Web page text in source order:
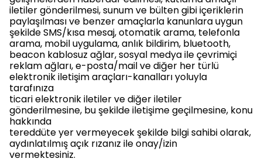
iletiler gönderilmesi, sunum ve bülten gibi içeriklerin
paylaşılması ve benzer amaçlarla kanunlara uygun
şekilde SMS/kısa mesaj, otomatik arama, telefonla
arama, mobil uygulama, anlık bildirim, bluetooth,
beacon kablosuz ağlar, sosyal medya ile çevrimiçi
reklam ağları, e-posta/mail ve diğer her türlü
elektronik iletişim araçları-kanalları yoluyla
tarafınıza
ticari elektronik iletiler ve diğer iletiler
gönderilmesine, bu şekilde iletişime geçilmesine, konu
hakkında
tereddüte yer vermeyecek şekilde bilgi sahibi olarak,
aydınlatılmış açık rızanız ile onay/izin
vermektesiniz.